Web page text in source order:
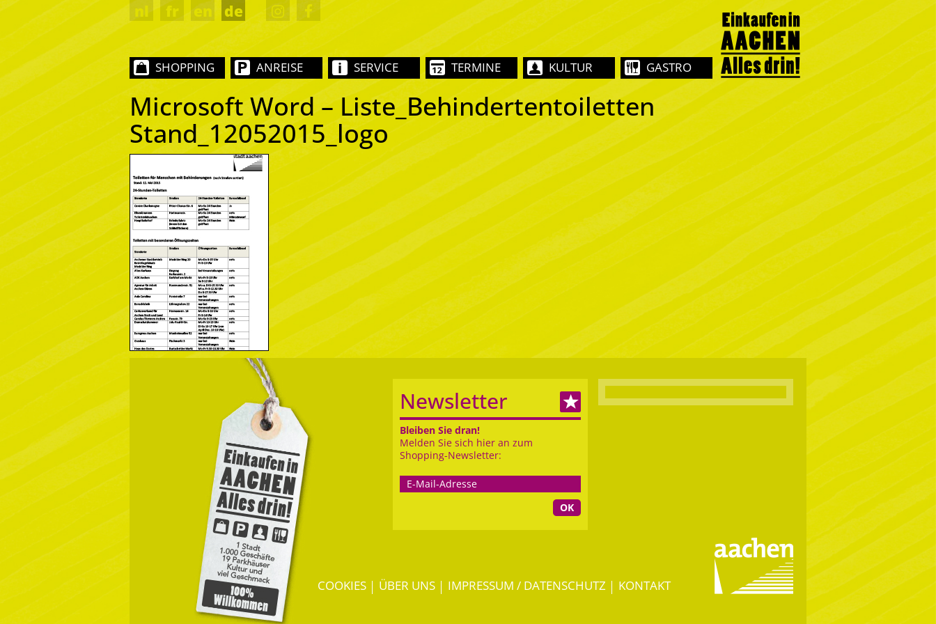
nl fr en de
SHOPPING ANREISE SERVICE TERMINE KULTUR GASTRO
Microsoft Word – Liste_Behindertentoiletten
Stand_12052015_logo
Newsletter
Bleiben Sie dran!
Melden Sie sich hier an zum
Shopping-Newsletter:
OK
COOKIES ÜBER UNS IMPRESSUM / DATENSCHUTZ KONTAKT